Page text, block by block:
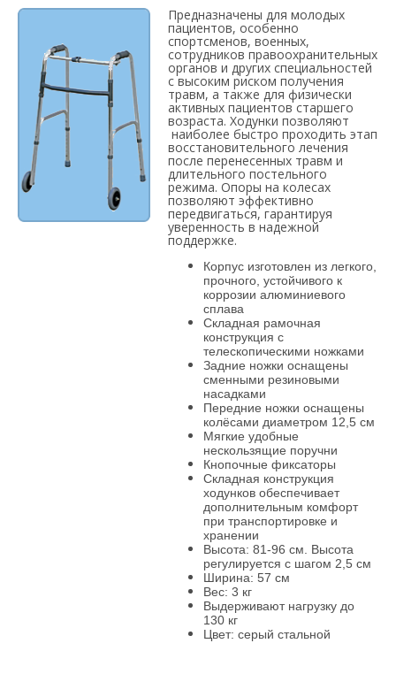
Предназначены для молодых
пациентов, особенно
спортсменов, военных,
сотрудников правоохранительных
органов и других специальностей
с высоким риском получения
травм, а также для физически
активных пациентов старшего
возраста. Ходунки позволяют
наиболее быстро проходить этап
восстановительного лечения
после перенесенных травм и
длительного постельного
режима. Опоры на колесах
позволяют эффективно
передвигаться, гарантируя
уверенность в надежной
поддержке.
Корпус изготовлен из легкого,
прочного, устойчивого к
коррозии алюминиевого
сплава
Складная рамочная
конструкция с
телескопическими ножками
Задние ножки оснащены
сменными резиновыми
насадками
Передние ножки оснащены
колёсами диаметром 12,5 см
Мягкие удобные
нескользящие поручни
Кнопочные фиксаторы
Складная конструкция
ходунков обеспечивает
дополнительным комфорт
при транспортировке и
хранении
Высота: 81-96 см. Высота
регулируется с шагом 2,5 см
Ширина: 57 см
Вес: 3 кг
Выдерживают нагрузку до
130 кг
Цвет: серый стальной